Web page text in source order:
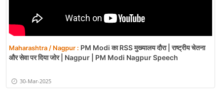
Maharashtra / Nagpur : PM Modi का RSS मुख्यालय दौरा | राष्ट्रीय चेतना
और सेवा पर दिया जोर | Nagpur | PM Modi Nagpur Speech
30-Mar-2025